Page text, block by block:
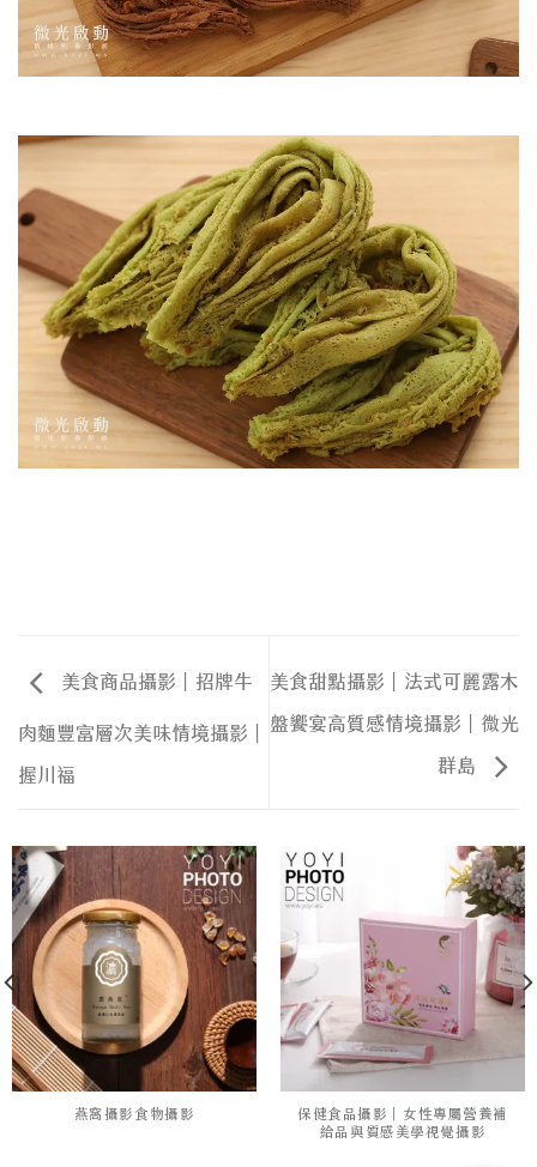
美食商品攝影｜招牌牛
肉麵豐富層次美味情境攝影｜
握川福
美食甜點攝影｜法式可麗露木
盤饗宴高質感情境攝影｜微光
群島
燕窩攝影食物攝影
保健食品攝影｜女性專屬營養補
給品與質感美學視覺攝影